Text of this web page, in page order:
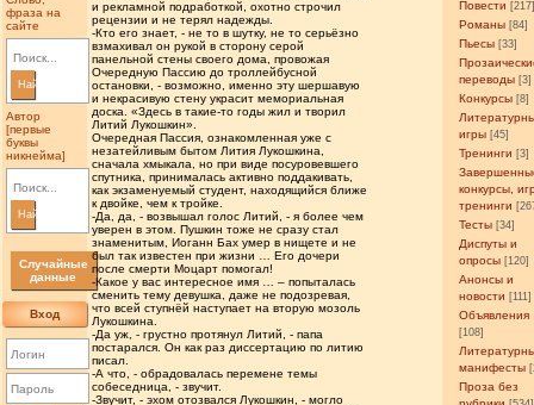
фраза на
сайте
Найти
Автор
[первые
буквы
никнейма]
Найти
Случайные
данные
Вход
Повести
Романы [84]
Пьесы [33]
переводы [3]
Конкурсы [8]
игры [45]
Тренинги [3]
конкурсы,
тренинги
Тесты [34]
Диспуты и
опросы [120]
Анонсы и
новости [111]
Объявления
[108]
манифесты
Проза без
и рекламной подработкой, охотно строчил
рецензии и не терял надежды.
-Кто его знает, - не то в шутку, не то серьёзно
взмахивал он рукой в сторону серой
панельной стены своего дома, провожая
Очередную Пассию до троллейбусной
остановки, - возможно, именно эту шершавую
и некрасивую стену украсит мемориальная
доска. «Здесь в такие-то годы жил и творил
Литий Лукошкин».
Очередная Пассия, ознакомленная уже с
незатейливым бытом Лития Лукошкина,
сначала хмыкала, но при виде посуровевшего
спутника, принималась активно поддакивать,
как экзаменуемый студент, находящийся ближе
к двойке, чем к тройке.
-Да, да, - возвышал голос Литий, - я более чем
уверен в этом. Пушкин тоже не сразу стал
знаменитым, Иоганн Бах умер в нищете и не
был так известен при жизни … Его дочери
после смерти Моцарт помогал!
-Какое у вас интересное имя … – попыталась
сменить тему девушка, даже не подозревая,
что всей ступнёй наступает на вторую мозоль
Лукошкина.
-Да уж, - грустно протянул Литий, - папа
постарался. Он как раз диссертацию по литию
писал.
-А что, - обрадовалась перемене темы
собеседница, - звучит.
-Звучит, - эхом отозвался Лукошкин, - могло